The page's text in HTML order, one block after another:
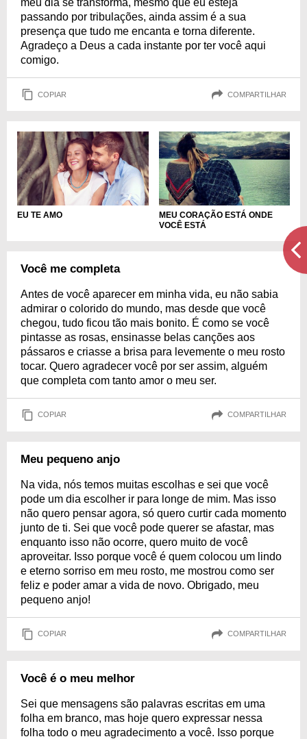
meu dia se transforma, mesmo que eu esteja
passando por tribulações, ainda assim é a sua
presença que tudo me encanta e torna diferente.
Agradeço a Deus a cada instante por ter você aqui
comigo.
COPIAR COMPARTILHAR
EU TE AMO
MEU CORAÇÃO ESTÁ ONDE
VOCÊ ESTÁ
Você me completa
Antes de você aparecer em minha vida, eu não sabia
admirar o colorido do mundo, mas desde que você
chegou, tudo ficou tão mais bonito. É como se você
pintasse as rosas, ensinasse belas canções aos
pássaros e criasse a brisa para levemente o meu rosto
tocar. Quero agradecer você por ser assim, alguém
que completa com tanto amor o meu ser.
COPIAR COMPARTILHAR
Meu pequeno anjo
Na vida, nós temos muitas escolhas e sei que você
pode um dia escolher ir para longe de mim. Mas isso
não quero pensar agora, só quero curtir cada momento
junto de ti. Sei que você pode querer se afastar, mas
enquanto isso não ocorre, quero muito de você
aproveitar. Isso porque você é quem colocou um lindo
e eterno sorriso em meu rosto, me mostrou como ser
feliz e poder amar a vida de novo. Obrigado, meu
pequeno anjo!
COPIAR COMPARTILHAR
Você é o meu melhor
Sei que mensagens são palavras escritas em uma
folha em branco, mas hoje quero expressar nessa
folha todo o meu agradecimento a você. Isso porque